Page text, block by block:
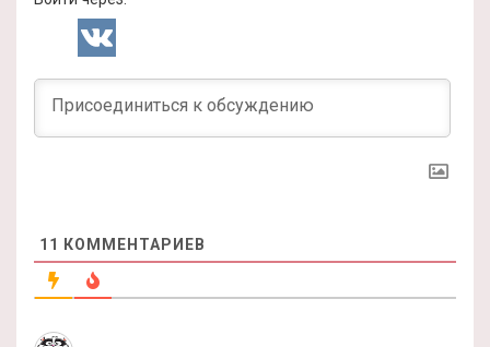
11 КОММЕНТАРИЕВ